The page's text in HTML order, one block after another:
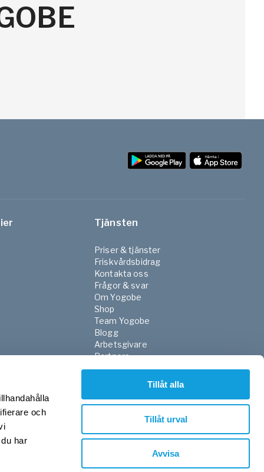
och
har
Tillåt alla
Tillåt urval
Avvisa
Tjänsten
Priser & tjänster
Friskvårdsbidrag
Kontakta oss
Frågor & svar
Om Yogobe
Shop
Team Yogobe
Blogg
Arbetsgivare
Partners
NGO
Sjukvården
Villkor